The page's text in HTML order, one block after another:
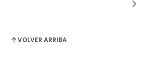
VOLVER ARRIBA